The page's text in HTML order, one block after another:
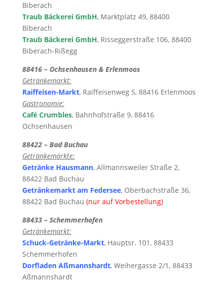
Biberach
Traub Bäckerei GmbH, Marktplatz 49, 88400
Biberach
Traub Bäckerei GmbH, Risseggerstraße 106, 88400
Biberach-Rißegg
88416 – Ochsenhausen & Erlenmoos
Getränkemarkt:
Raiffeisen-Markt, Raiffeisenweg 5, 88416 Erlenmoos
Gastronomie:
Café Crumbles, Bahnhofstraße 9, 88416
Ochsenhausen
88422 – Bad Buchau
Getränkemärkte:
Getränke Hausmann, Allmannsweiler Straße 2,
88422 Bad Buchau
Getränkemarkt am Federsee, Oberbachstraße 36,
88422 Bad Buchau (nur auf Vorbestellung)
88433 – Schemmerhofen
Getränkemarkt:
Schuck-Getränke-Markt, Hauptsr. 101, 88433
Schemmerhofen
Dorfladen Aßmannshardt, Weihergasse 2/1, 88433
Aßmannshardt